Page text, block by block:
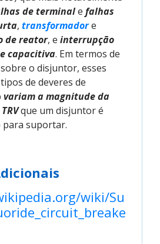
de terminale falhas
, transformadore
de reator, e interrupção
capacitiva. Em termos de
o disjuntor, esses
de deveres de
variam a magnitude da
que um disjuntor é
para suportar.
wiki/Su